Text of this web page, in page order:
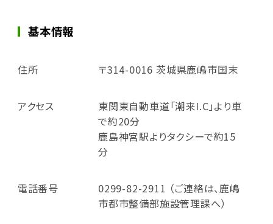
基本情報
住所 〒314-0016 茨城県鹿嶋市国末
アクセス
東関東自動車道「潮来I.C」より車
で約20分
鹿島神宮駅よりタクシーで約15
分
電話番号
0299-82-2911 （ご連絡は、鹿嶋
市都市整備部施設管理課へ）